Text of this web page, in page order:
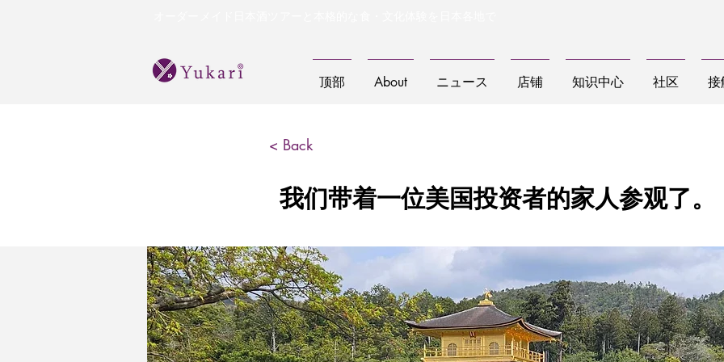
顶部 About ニュース 店铺 知识中心 社区 接
< Back
我们带着一位美国投资者的家人参观了。